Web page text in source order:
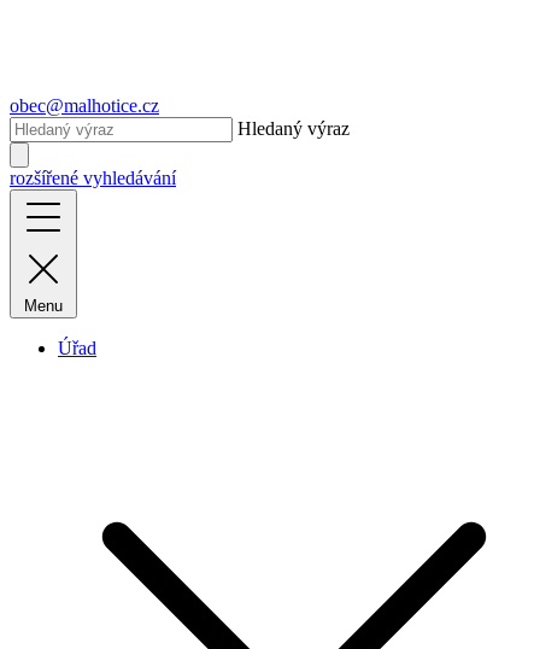
obec@malhotice.cz
Hledaný výraz
rozšířené vyhledávání
Menu
Úřad